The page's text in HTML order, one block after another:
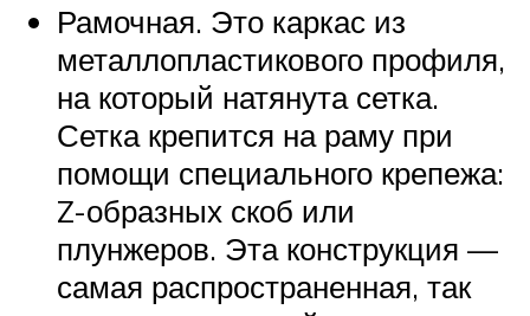
Рамочная. Это каркас из
металлопластикового профиля,
на который натянута сетка.
Сетка крепится на раму при
помощи специального крепежа:
Z-образных скоб или
плунжеров. Эта конструкция —
самая распространенная, так